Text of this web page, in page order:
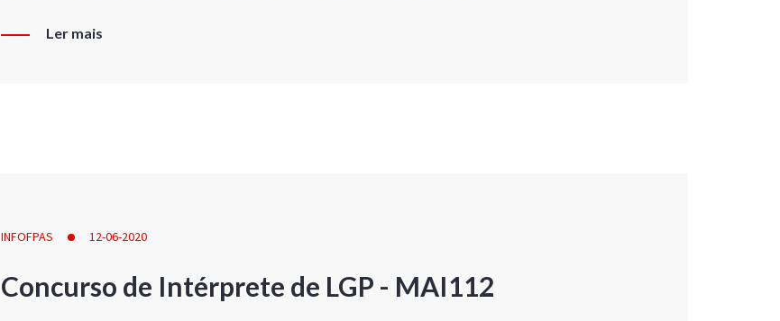
Ler mais
INFOFPAS 12-06-2020
Concurso de Intérprete de LGP - MAI112